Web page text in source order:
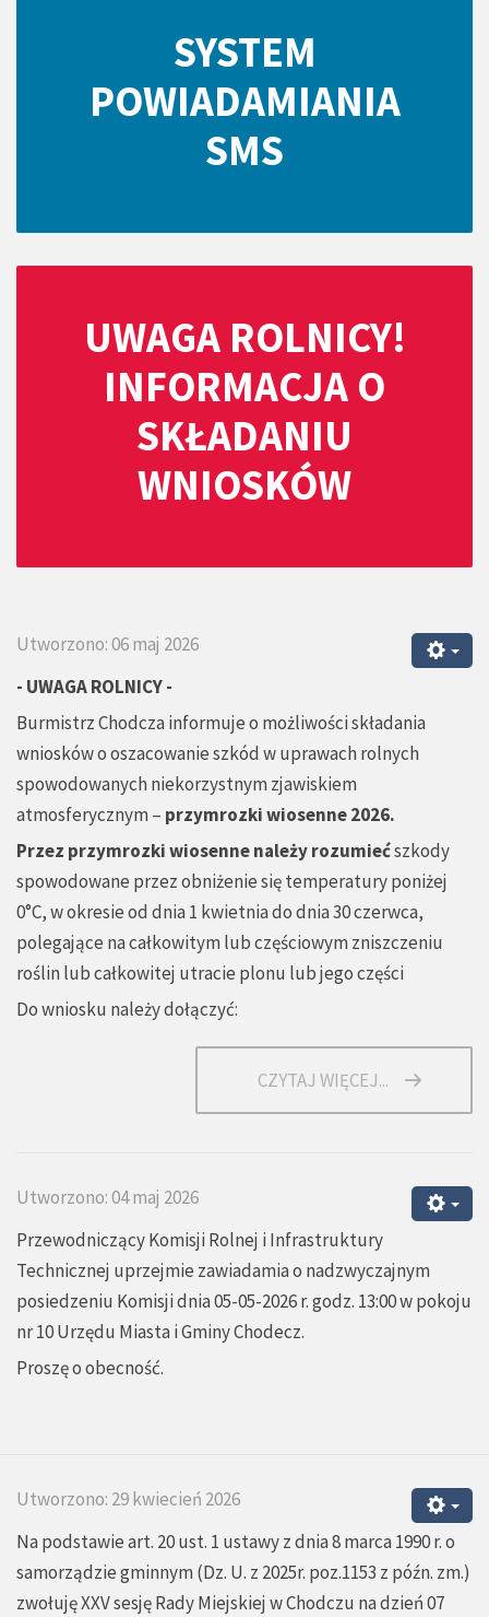
SYSTEM
POWIADAMIANIA
SMS
UWAGA ROLNICY!
INFORMACJA O
SKŁADANIU
WNIOSKÓW
Utworzono: 06 maj 2026
- UWAGA ROLNICY -
Burmistrz Chodcza informuje o możliwości składania
wniosków o oszacowanie szkód w uprawach rolnych
spowodowanych niekorzystnym zjawiskiem
atmosferycznym – przymrozki wiosenne 2026.
Przez przymrozki wiosenne należy rozumiećszkody
spowodowane przez obniżenie się temperatury poniżej
0°C, w okresie od dnia 1 kwietnia do dnia 30 czerwca,
polegające na całkowitym lub częściowym zniszczeniu
roślin lub całkowitej utracie plonu lub jego części
Do wniosku należy dołączyć:
CZYTAJ WIĘCEJ...
Utworzono: 04 maj 2026
Przewodniczący Komisji Rolnej i Infrastruktury
Technicznej uprzejmie zawiadamia o nadzwyczajnym
posiedzeniu Komisji dnia 05-05-2026 r. godz. 13:00 w pokoju
nr 10 Urzędu Miasta i Gminy Chodecz.
Proszę o obecność.
Utworzono: 29 kwiecień 2026
Na podstawie art. 20 ust. 1 ustawy z dnia 8 marca 1990 r. o
samorządzie gminnym (Dz. U. z 2025r. poz.1153 z późn. zm.)
zwołuję XXV sesję Rady Miejskiej w Chodczu na dzień 07